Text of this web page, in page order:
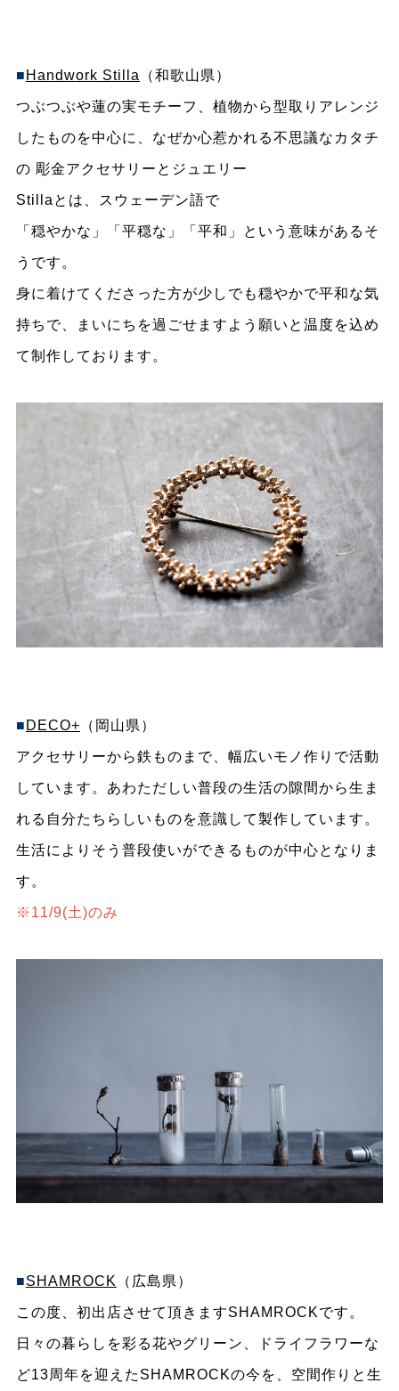
■ Handwork Stilla （和歌山県）
つぶつぶや蓮の実モチーフ、植物から型取りアレンジ
したものを中心に、なぜか心惹かれる不思議なカタチ
の 彫金アクセサリーとジュエリー
Stillaとは、スウェーデン語で
「穏やかな」「平穏な」「平和」という意味があるそ
うです。
身に着けてくださった方が少しでも穏やかで平和な気
持ちで、まいにちを過ごせますよう願いと温度を込め
て制作しております。
■ DECO+ （岡山県）
アクセサリーから鉄ものまで、幅広いモノ作りで活動
しています。あわただしい普段の生活の隙間から生ま
れる自分たちらしいものを意識して製作しています。
生活によりそう普段使いができるものが中心となりま
す。
※11/9(土)のみ
■SHAMROCK （広島県）
この度、初出店させて頂きますSHAMROCKです。
日々の暮らしを彩る花やグリーン、ドライフラワーな
ど13周年を迎えたSHAMROCKの今を、空間作りと生